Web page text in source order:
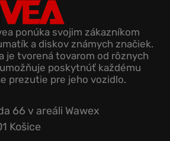
ponúka svojim zákazníkom
a diskov známych značiek.
je tvorená tovarom od rôznych
poskytnúť každému
prezutie pre jeho vozidlo.
66 v areáli Wawex
Košice